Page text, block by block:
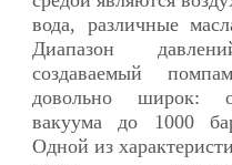
вода, различные
Диапазон
создаваемый
довольно широк:
вакуума до 1000
Одной из